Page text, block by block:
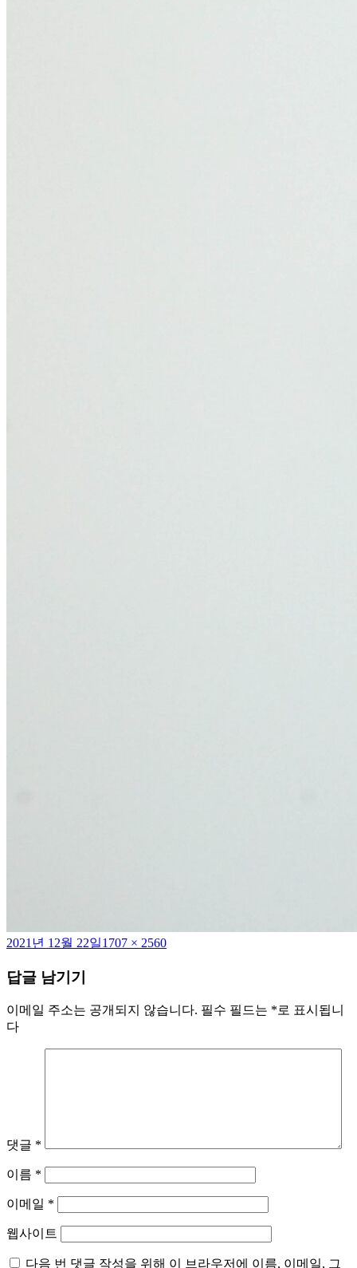
작
일
2021년 12월 22일전
1707 × 2560
답글 남기기
이메일 주소는 공개되지 않습니다. 필수 필드는 *로 표시됩니
다
댓글 *
이름 *
이메일 *
웹사이트
다음 번 댓글 작성을 위해 이 브라우저에 이름, 이메일, 그